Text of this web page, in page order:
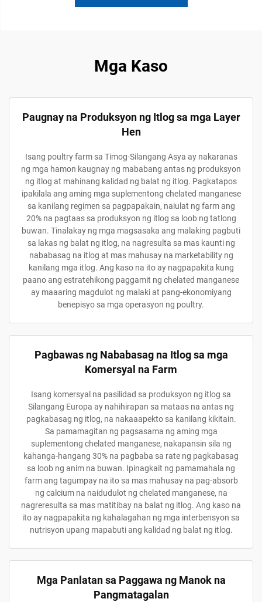
Mga Kaso
Paugnay na Produksyon ng Itlog sa mga Layer
Hen
Isang poultry farm sa Timog-Silangang Asya ay nakaranas
ng mga hamon kaugnay ng mababang antas ng produksyon
ng itlog at mahinang kalidad ng balat ng itlog. Pagkatapos
ipakilala ang aming mga suplementong chelated manganese
sa kanilang regimen sa pagpapakain, naiulat ng farm ang
20% na pagtaas sa produksyon ng itlog sa loob ng tatlong
buwan. Tinalakay ng mga magsasaka ang malaking pagbuti
sa lakas ng balat ng itlog, na nagresulta sa mas kaunti ng
nababasag na itlog at mas mahusay na marketability ng
kanilang mga itlog. Ang kaso na ito ay nagpapakita kung
paano ang estratehikong paggamit ng chelated manganese
ay maaaring magdulot ng malaki at pang-ekonomiyang
benepisyo sa mga operasyon ng poultry.
Pagbawas ng Nababasag na Itlog sa mga
Komersyal na Farm
Isang komersyal na pasilidad sa produksyon ng itlog sa
Silangang Europa ay nahihirapan sa mataas na antas ng
pagkabasag ng itlog, na nakaaapekto sa kanilang kikitain.
Sa pamamagitan ng pagsasama ng aming mga
suplementong chelated manganese, nakapansin sila ng
kahanga-hangang 30% na pagbaba sa rate ng pagkabasag
sa loob ng anim na buwan. Ipinagkait ng pamamahala ng
farm ang tagumpay na ito sa mas mahusay na pag-absorb
ng calcium na naidudulot ng chelated manganese, na
nagreresulta sa mas matitibay na balat ng itlog. Ang kaso na
ito ay nagpapakita ng kahalagahan ng mga interbensyon sa
nutrisyon upang mapabuti ang kalidad ng balat ng itlog.
Mga Panlatan sa Paggawa ng Manok na
Pangmatagalan